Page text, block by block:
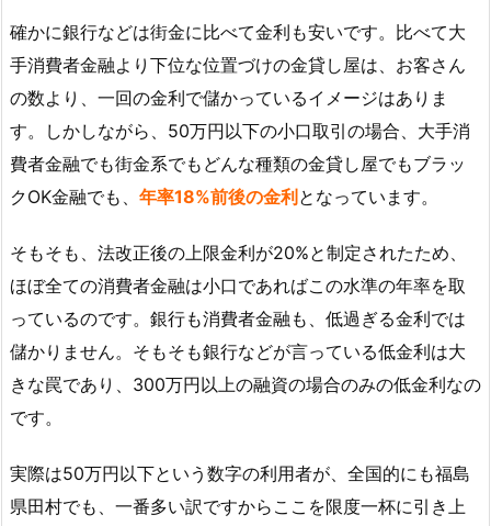
確かに銀行などは街金に比べて金利も安いです。比べて大
手消費者金融より下位な位置づけの金貸し屋は、お客さん
の数より、一回の金利で儲かっているイメージはありま
す。しかしながら、50万円以下の小口取引の場合、大手消
費者金融でも街金系でもどんな種類の金貸し屋でもブラッ
クOK金融でも、 年率18%前後の金利 となっています。
そもそも、法改正後の上限金利が20%と制定されたため、
ほぼ全ての消費者金融は小口であればこの水準の年率を取
っているのです。銀行も消費者金融も、低過ぎる金利では
儲かりません。そもそも銀行などが言っている低金利は大
きな罠であり、300万円以上の融資の場合のみの低金利なの
です。
実際は50万円以下という数字の利用者が、全国的にも福島
県田村でも、一番多い訳ですからここを限度一杯に引き上